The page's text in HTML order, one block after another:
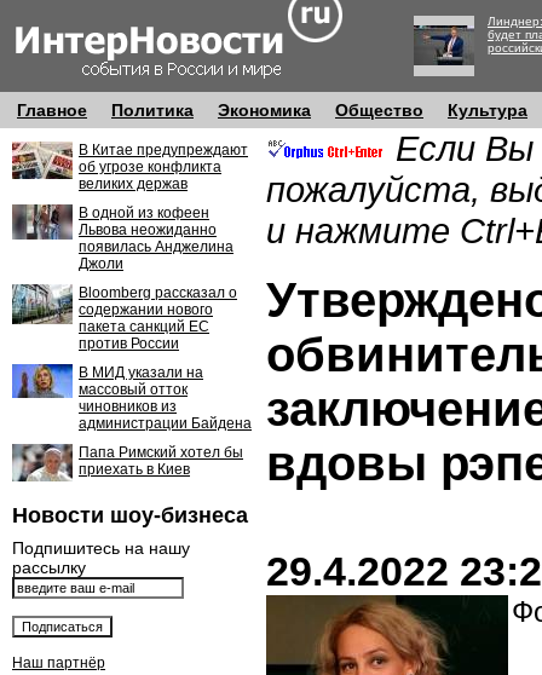
будет
Главное Политика Экономика Общество Культура
В Китае предупреждают
об угрозе конфликта
великих держав
В одной из кофеен
Львова неожиданно
появилась Анджелина
Джоли
Bloomberg рассказал о
содержании нового
пакета санкций ЕС
против России
В МИД указали на
массовый отток
чиновников из
администрации Байдена
Папа Римский хотел бы
приехать в Киев
Новости шоу-бизнеса
Подпишитесь на нашу
рассылку
Наш партнёр
Если Вы
пожалуйста,
и нажмите
вдовы
29.4.2022